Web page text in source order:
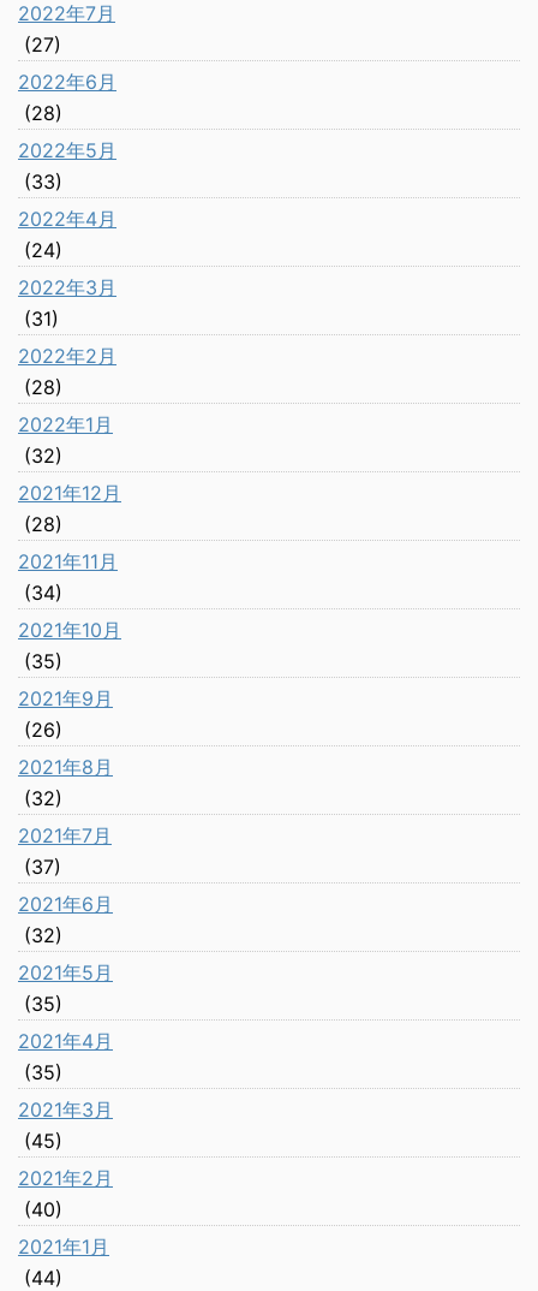
2022年7月
(27)
2022年6月
(28)
2022年5月
(33)
2022年4月
(24)
2022年3月
(31)
2022年2月
(28)
2022年1月
(32)
2021年12月
(28)
2021年11月
(34)
2021年10月
(35)
2021年9月
(26)
2021年8月
(32)
2021年7月
(37)
2021年6月
(32)
2021年5月
(35)
2021年4月
(35)
2021年3月
(45)
2021年2月
(40)
2021年1月
(44)